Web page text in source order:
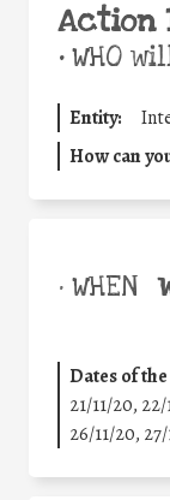
Action
•WHO
Entity:
How can
• WHEN
Dates of
21/11/20,
26/11/20,